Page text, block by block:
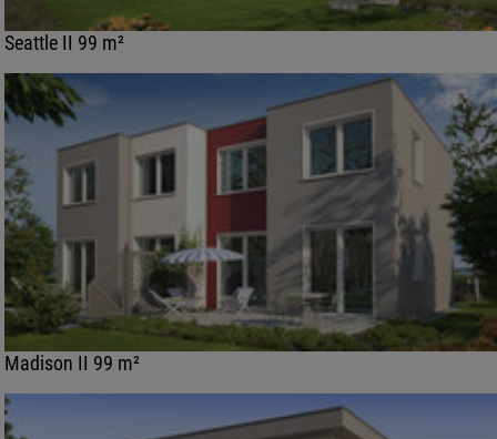
Seattle II 99 m²
Madison II 99 m²